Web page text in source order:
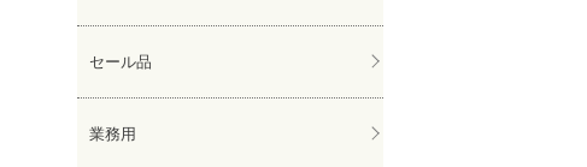
セール品
業務用